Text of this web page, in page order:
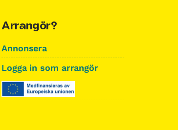
Arrangör?
Annonsera
Logga in som arrangör